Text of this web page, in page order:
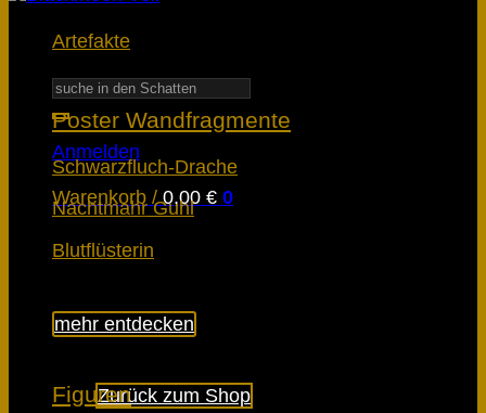
Suchen
nach:
Anmelden
Warenkorb /0,00 € 0
Es befinden sich keine Produkte im
Zurück zum Shop
Artefakte
Poster Wandfragmente
Schwarzfluch-Drache
Nachtmahr Guhl
Blutflüsterin
mehr entdecken
Figuren